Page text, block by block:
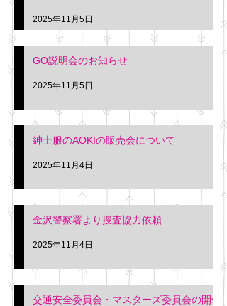
久間
2025年11月5日
GO説明会のお知らせ
2025年11月5日
紳士服のAOKIの販売会について
2025年11月4日
金沢警察署より捜査協力依頼
2025年11月4日
交通安全委員会・マスターズ委員会の開催